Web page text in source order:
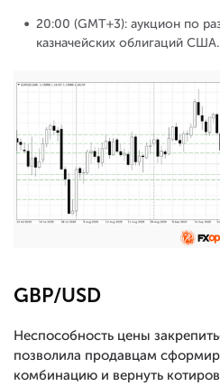
20:00 (GMT+3): аукцион по
казначейских облигаций США.
GBP/USD
Неспособность цены
позволила продавцам
комбинацию и вернуть